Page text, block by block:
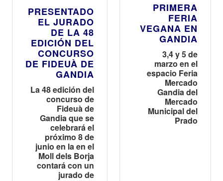
PRESENTADO
EL JURADO
DE LA 48
EDICIÓN DEL
CONCURSO
DE FIDEUÀ DE
GANDIA
La 48 edición del
concurso de
Fideuà de
Gandia que se
celebrará el
próximo 8 de
junio en la en el
Moll dels Borja
contará con un
jurado de
PRIMERA
FERIA
VEGANA EN
GANDIA
3,4 y 5 de
marzo en el
espacio Feria
Mercado
Gandia del
Mercado
Municipal del
Prado